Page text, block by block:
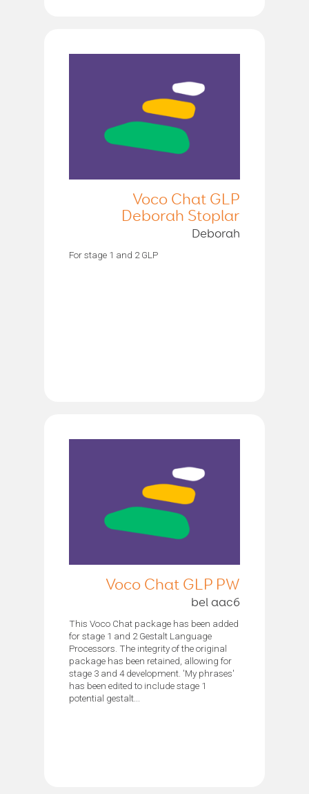
Voco Chat GLP
Deborah Stoplar
Deborah
For stage 1 and 2 GLP
Voco Chat GLP PW
bel aac6
This Voco Chat package has been added
for stage 1 and 2 Gestalt Language
Processors. The integrity of the original
package has been retained, allowing for
stage 3 and 4 development. 'My phrases'
has been edited to include stage 1
potential gestalt...